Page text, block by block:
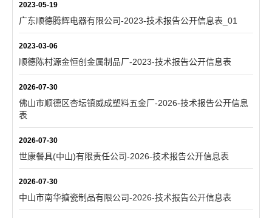
2023-05-19
广东顺德腾辉电器有限公司-2023-技术报告公开信息表_01
2023-03-06
顺德陈村源金恒创金属制品厂-2023-技术报告公开信息表
2026-07-30
佛山市顺德区杏坛镇威成塑料五金厂-2026-技术报告公开信息
表
2026-07-30
世康餐具(中山)有限责任公司-2026-技术报告公开信息表
2026-07-30
中山市南华搪瓷制品有限公司-2026-技术报告公开信息表